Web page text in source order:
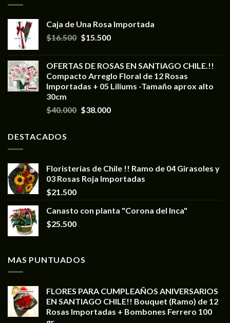
Caja de Una Rosa Importada
$16.500 $15.500
OFERTAS DE ROSAS EN SANTIAGO CHILE.!!
Compacto Arreglo Floral de 12 Rosas
Importadas + 05 Liliums -Tamaño aprox alto
30cm
$40.000 $38.000
DESTACADOS
Floristerias de Chile !! Ramo de 04 Girasoles y
03 Rosas Roja Importadas
$21.500
Canasto con planta "Corona del Inca"
$25.500
MAS PUNTUADOS
FLORES PARA CUMPLEAÑOS ANIVERSARIOS
EN SANTIAGO CHILE!! Bouquet (Ramo) de 12
Rosas Importadas + Bombones Ferrero 100